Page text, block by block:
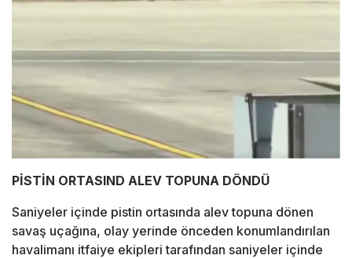
PİSTİN ORTASIND ALEV TOPUNA DÖNDÜ
Saniyeler içinde pistin ortasında alev topuna dönen
savaş uçağına, olay yerinde önceden konumlandırılan
havalimanı itfaiye ekipleri tarafından saniyeler içinde